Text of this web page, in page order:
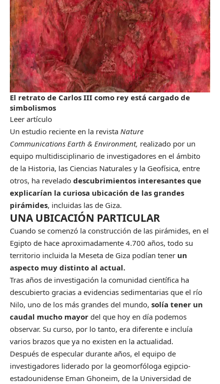
El retrato de Carlos III como rey está cargado de
simbolismos
Leer artículo
Un estudio reciente en la revista Nature
Communications Earth & Environment, realizado por un
equipo multidisciplinario de investigadores en el ámbito
de la Historia, las Ciencias Naturales y la Geofísica, entre
otros, ha revelado descubrimientos interesantes que
explicarían la curiosa ubicación de las grandes
pirámides, incluidas las de Giza.
UNA UBICACIÓN PARTICULAR
Cuando se comenzó la construcción de las pirámides, en el
Egipto de hace aproximadamente 4.700 años, todo su
territorio incluida la Meseta de Giza podían tener un
aspecto muy distinto al actual.
Tras años de investigación la comunidad científica ha
descubierto gracias a evidencias sedimentarias que el río
Nilo, uno de los más grandes del mundo, solía tener un
caudal mucho mayor del que hoy en día podemos
observar. Su curso, por lo tanto, era diferente e incluía
varios brazos que ya no existen en la actualidad.
Después de especular durante años, el equipo de
investigadores liderado por la geomorfóloga egipcio-
estadounidense Eman Ghoneim, de la Universidad de